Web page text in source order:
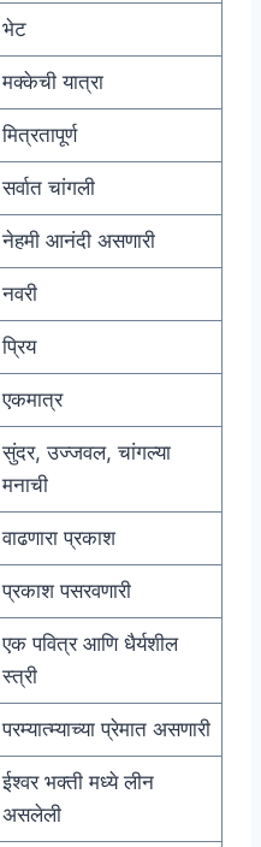
भेट
मक्केची यात्रा
मित्रतापूर्ण
सर्वात चांगली
नेहमी आनंदी असणारी
नवरी
प्रिय
एकमात्र
सुंदर, उज्जवल, चांगल्या
मनाची
वाढणारा प्रकाश
प्रकाश पसरवणारी
एक पवित्र आणि धैर्यशील
स्त्री
परम्यात्म्याच्या प्रेमात असणारी
ईश्वर भक्ती मध्ये लीन
असलेली